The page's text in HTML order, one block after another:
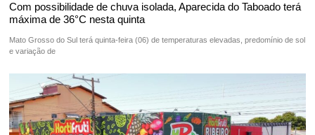
Com possibilidade de chuva isolada, Aparecida do Taboado terá
máxima de 36°C nesta quinta
Mato Grosso do Sul terá quinta-feira (06) de temperaturas elevadas, predomínio de sol
e variação de